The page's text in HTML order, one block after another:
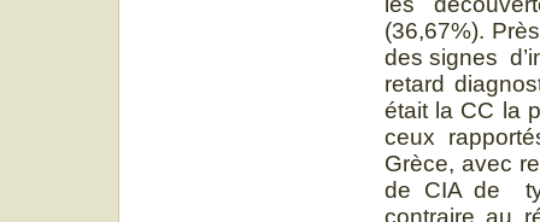
(36,67%).
des signes
retard
était la CC la
ceux
Grèce, avec
de CIA de
contraire au